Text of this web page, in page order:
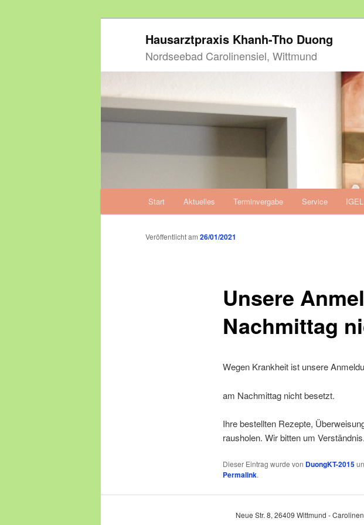
Hausarztpraxis Khanh-Tho Duong
Nordseebad Carolinensiel, Wittmund
Zum
primären
Start Aktuelles Terminvergabe Service IGEL
Unsere
Nachmittag
Veröffentlicht am 26/01/2021
Wegen Krankheit ist unsere
am Nachmittag nicht besetzt.
Ihre bestellten Rezepte,
rausholen. Wir bitten um
Dieser Eintrag wurde von DuongKT-2015
Permalink.
Neue Str. 8, 26409 Wittmund -